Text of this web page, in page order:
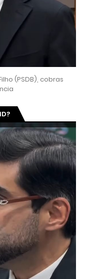
(PSDB), cobras